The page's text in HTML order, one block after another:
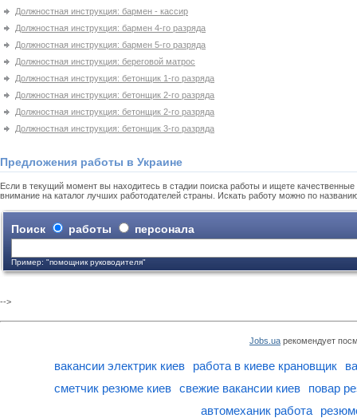
Должностная инструкция: бармен - кассир
Должностная инструкция: бармен 4-го разряда
Должностная инструкция: бармен 5-го разряда
Должностная инструкция: береговой матрос
Должностная инструкция: бетонщик 1-го разряда
Должностная инструкция: бетонщик 2-го разряда
Должностная инструкция: бетонщик 2-го разряда
Должностная инструкция: бетонщик 3-го разряда
Предложения работы в Украине
Если в текущий момент вы находитесь в стадии поиска работы и ищете
внимание на каталог лучших работодателей страны. Искать работу можно по
Поиск работы персонала
Пример: "помощник руководителя"
-->
Jobs.ua рекомендует
вакансии электрик киев работа в киеве крановщик
сметчик резюме киев свежие вакансии киев
повар
автомеханик работа